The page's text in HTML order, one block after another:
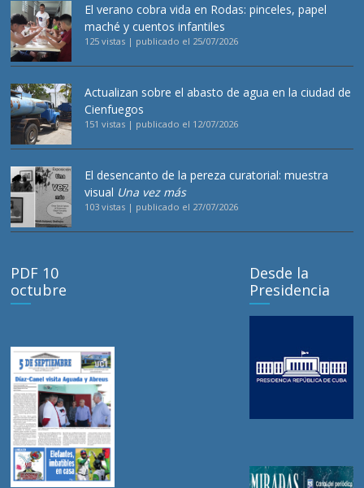
El verano cobra vida en Rodas: pinceles, papel
maché y cuentos infantiles
125 vistas | publicado el 25/07/2026
Actualizan sobre el abasto de agua en la ciudad de
Cienfuegos
151 vistas | publicado el 12/07/2026
El desencanto de la pereza curatorial: muestra
visual Una vez más
103 vistas | publicado el 27/07/2026
PDF 10
octubre
Desde la
Presidencia